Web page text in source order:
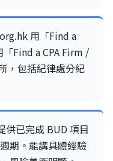
用「Find a
Find a CPA Firm /
，包括紀律處分紀
供已完成 BUD 項目
期。能講具體經驗